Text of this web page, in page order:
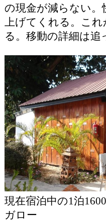
の現金が減らない。
上げてくれる。こ
る。移動の詳細は追
現在宿泊中の1泊
ガロー